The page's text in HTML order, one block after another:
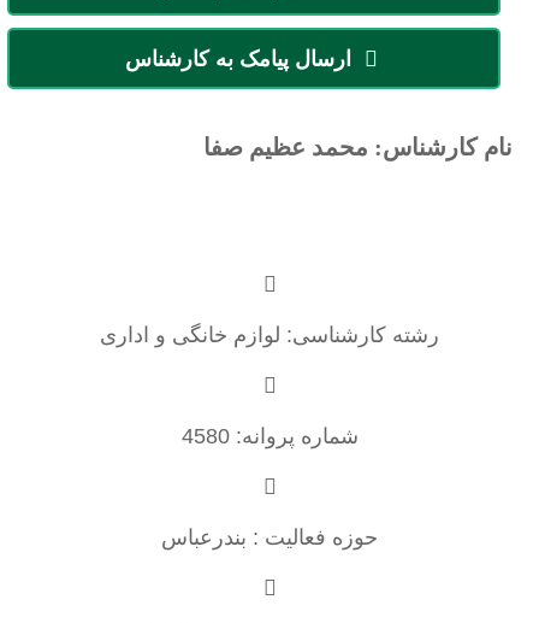
ارسال پیامک به کارشناس
نام کارشناس: محمد عظیم صفا
رشته کارشناسی: لوازم خانگی و اداری
شماره پروانه: 4580
حوزه فعالیت : بندرعباس